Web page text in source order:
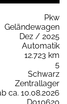
Pkw
Geländewagen
Dez / 2025
Automatik
12.723 km
5
Schwarz
Zentrallager
ca. 10.08.2026
D010620